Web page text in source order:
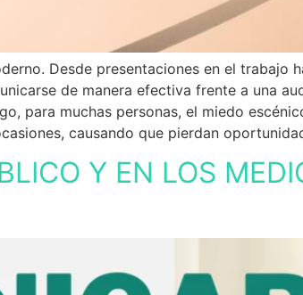
Desde presentaciones en el trabajo
de manera efectiva frente a una
para muchas personas, el miedo
causando que pierdan
Y EN LOS